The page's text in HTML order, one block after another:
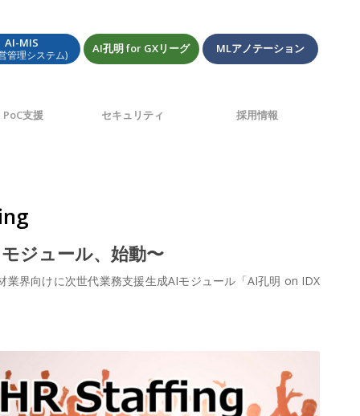
AI-MIS
管理システム) AI孔明 for GXリーグ MLアノテーション
支援 セキュリティ 採用情報
ジュール、始動〜
界向けに次世代業務支援生成AIモジュール「AI孔明 on IDX